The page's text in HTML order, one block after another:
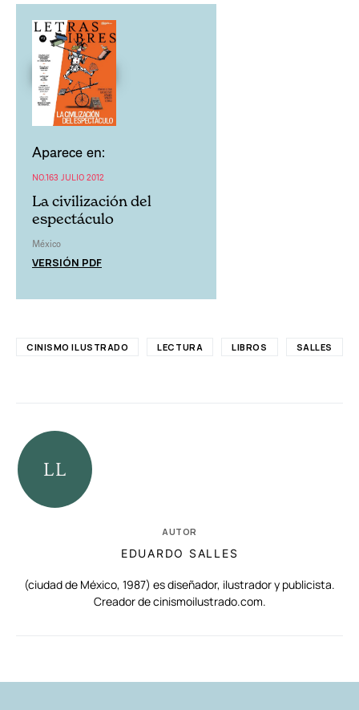
Aparece en:
NO.163 JULIO 2012
La civilización del
espectáculo
México
VERSIÓN PDF
CINISMO ILUSTRADO LECTURA LIBROS SALLES
AUTOR
EDUARDO SALLES
(ciudad de México, 1987) es diseñador, ilustrador y publicista.
Creador de cinismoilustrado.com.